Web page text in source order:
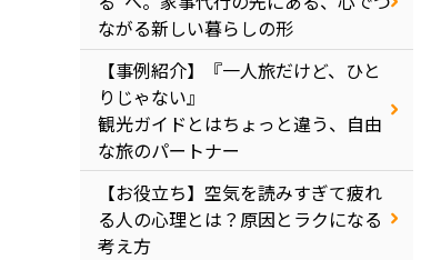
ながる新しい暮らしの形
【事例紹介】『一人旅だけど、ひと
りじゃない』
観光ガイドとはちょっと違う、自由
な旅のパートナー
【お役立ち】空気を読みすぎて疲れ
る人の心理とは？原因とラクになる
考え方